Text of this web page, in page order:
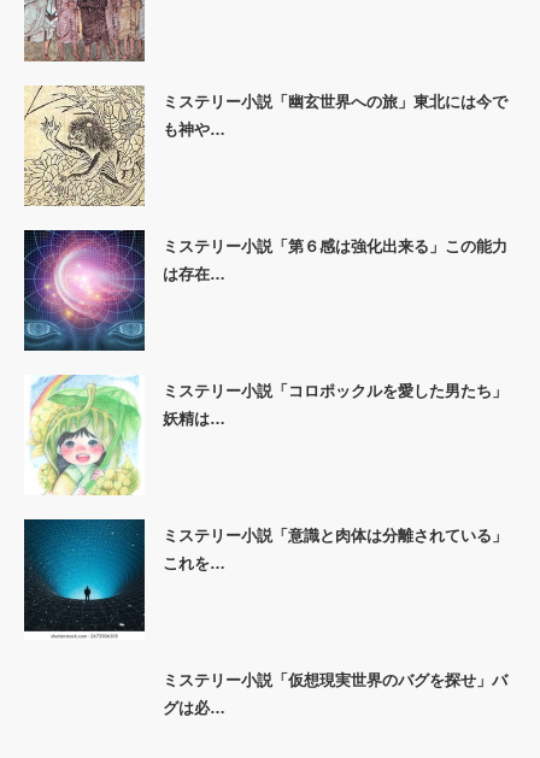
ミステリー小説「幽玄世界への旅」東北には今で
も神や…
ミステリー小説「第６感は強化出来る」この能力
は存在…
ミステリー小説「コロポックルを愛した男たち」
妖精は…
ミステリー小説「意識と肉体は分離されている」
これを…
ミステリー小説「仮想現実世界のバグを探せ」バ
グは必…